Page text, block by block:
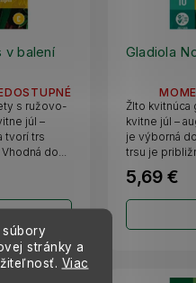
súbory
stránky a
Viac
v balení
s ružovo-
júl –
tvorí trs
do...
Gladiola
5,69 €
Žlto kvitnúca
kvitne júl –
je výborná
trsu je